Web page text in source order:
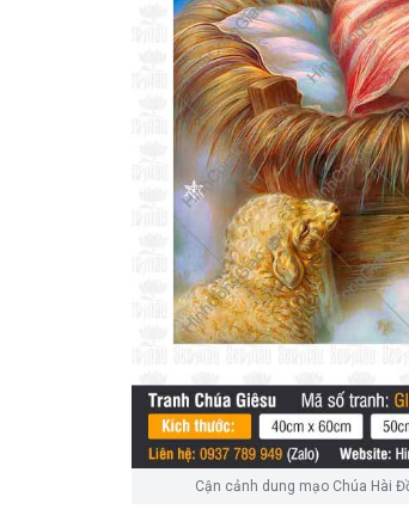
Cận cảnh dung mạo Chúa Hài